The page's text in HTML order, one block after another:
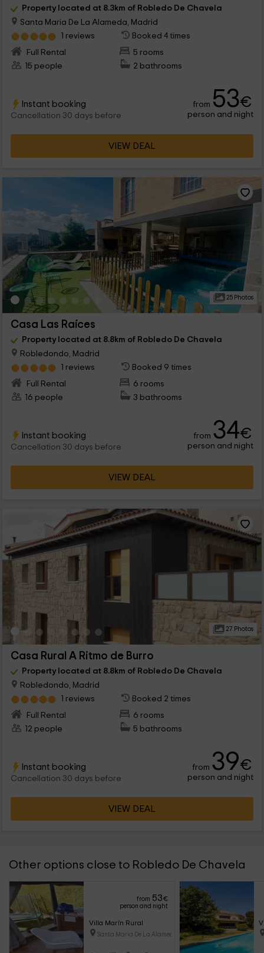
Property located at 8.3km of Robledo De Chavela
Santa Maria De La Alameda, Madrid
1 reviews
Booked 4 times
Full Rental
5 rooms
15 people
2 bathrooms
Instant booking
Cancellation 30 days before
from 53€
person and night
VIEW DEAL
25 Photos
Casa Las Raíces
Property located at 8.8km of Robledo De Chavela
Robledondo, Madrid
1 reviews
Booked 9 times
Full Rental
6 rooms
16 people
3 bathrooms
Instant booking
Cancellation 30 days before
from 34€
person and night
VIEW DEAL
27 Photos
Casa Rural A Ritmo de Burro
Property located at 8.8km of Robledo De Chavela
Robledondo, Madrid
1 reviews
Booked 2 times
Full Rental
6 rooms
12 people
5 bathrooms
Instant booking
Cancellation 30 days before
from 39€
person and night
VIEW DEAL
Other options close to Robledo De Chavela
from 53€
person and night
Villa Marín Rural
Santa Maria De La Alameda (Mad